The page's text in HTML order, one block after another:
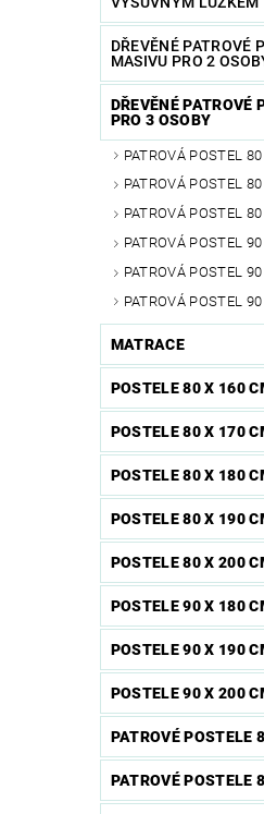
DŘEVĚNÉ PATROVÉ
MASIVU PRO 2
DŘEVĚNÉ PATROVÉ
PRO 3 OSOBY
PATROVÁ POSTEL
PATROVÁ POSTEL
PATROVÁ POSTEL
PATROVÁ POSTEL
PATROVÁ POSTEL
PATROVÁ POSTEL
MATRACE
POSTELE 80 X 160
POSTELE 80 X 170
POSTELE 80 X 180
POSTELE 80 X 190
POSTELE 80 X 200
POSTELE 90 X 180
POSTELE 90 X 190
POSTELE 90 X 200
PATROVÉ POSTELE
PATROVÉ POSTELE